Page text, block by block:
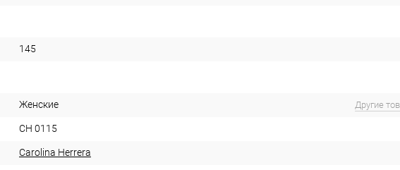
145
Женские Другие
CH 0115
Carolina Herrera